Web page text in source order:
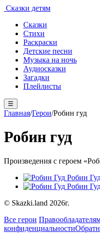
Сказки детям
Сказки
Стихи
Раскраски
Детские песни
Музыка на ночь
Аудиосказки
Загадки
Плейлисты
☰
Главная/Герои/Робин гуд
Робин гуд
Произведения с героем
Робин
Робин
© Skazki.land 2026г.
Все герои
конфиденциальности